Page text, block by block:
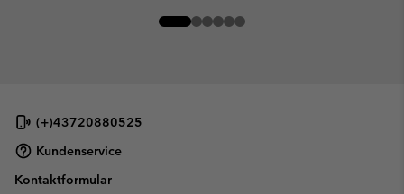
(+)43720880525
Kundenservice
Kontaktformular